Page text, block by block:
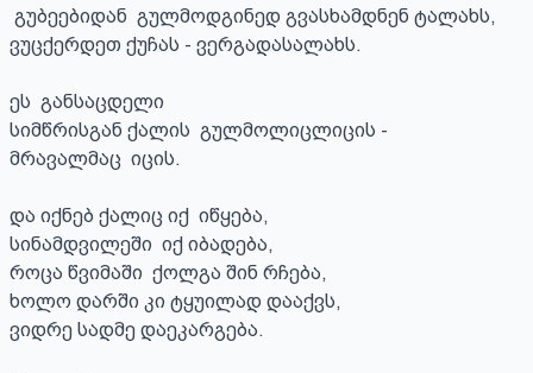
ვუცქერდეთ ქუჩას - ვერგადასალახს.
ეს  განსაცდელი
სიმწრისგან ქალის  გულმოლიცლიცის -
მრავალმაც  იცის.
და იქნებ ქალიც იქ  იწყება,
სინამდვილეში  იქ იბადება,
როცა წვიმაში  ქოლგა შინ რჩება,
ხოლო დარში კი ტყუილად დააქვს,
ვიდრე სადმე დაეკარგება.